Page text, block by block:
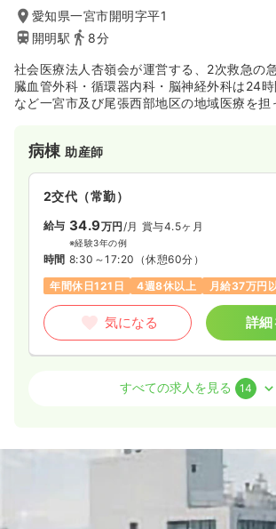
日祝休み
ブランク可 時給
気になる 詳
給与 23.8〜32.9
時間 8:00～16:00（休憩60分）
4週8休以上
ブランク可
第二新卒可
気になる 詳
※一例
（休憩60分）
オンコールあり
月給32万円以上可
愛知県一宮市開明字平1
開明駅
8分
社会医療法人杏嶺会が運営する、2次救急の
臓血管外科・循環器内科・脳神経外科は24
など一宮市及び尾張西部地区の地域医療を担
病棟助産師
2交代（常勤）
給与 34.9万円/月 賞与4.5ヶ月
※経験3年の例
時間 8:30～17:20 （休憩60分）
年間休日121日
4週8休以上 月給37万円
気になる 詳細
万円〜/月
月給29万円以上可
すべての求人を見る 14